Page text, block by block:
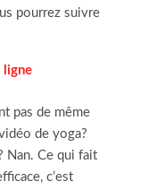
pourrez suivre
ligne
pas de même
de yoga?
Nan. Ce qui fait
c’est